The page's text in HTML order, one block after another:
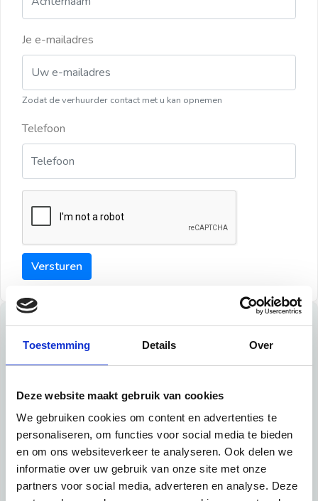
Toestemming Details Over
Deze website maakt gebruik van cookies
We gebruiken cookies om content en advertenties te
personaliseren, om functies voor social media te bieden
en om ons websiteverkeer te analyseren. Ook delen we
informatie over uw gebruik van onze site met onze
partners voor social media, adverteren en analyse. Deze
Je e-mailadres
Zodat de verhuurder contact met u kan opnemen
Telefoon
Versturen
Tips
Tip 1:
Schrijf een duidelijke introductie en geef de volgende
informatie mee:
Ben je student, werkachtig of werkzoekend